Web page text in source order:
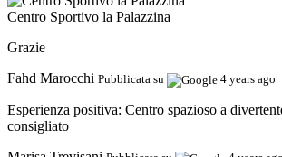
Centro Sportivo la Palazzina
Grazie
Fahd Marocchi Pubblicata su 4 years ago
Esperienza positiva: Centro spazioso a
consigliato